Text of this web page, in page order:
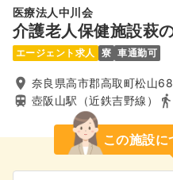
医療法人中川会
介護老人保健施設萩
エージェント求人 寮 車通勤可
奈良県高市郡高取町松山
壺阪山駅（近鉄吉野線）
この施設